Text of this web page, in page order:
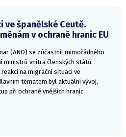
španělské Ceutě.
v ochraně hranic EU
(ANO) se zúčastnil mimořádného
ministrů vnitra členských států
na migrační situaci ve
tématem byl aktuální vývoj,
při ochraně vnějších hranic